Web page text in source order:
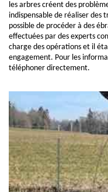
les arbres créent des
indispensable de réaliser des
possible de procéder à des
effectuées par des experts
charge des opérations et il
engagement. Pour les
téléphoner directement.